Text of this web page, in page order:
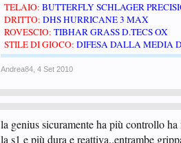
TELAIO: BUTTERFLY SCHLAGER
DRITTO: DHS HURRICANE 3 MAX
ROVESCIO: TIBHAR GRASS D.TECS OX
STILE DI GIOCO: DIFESA DALLA MEDIA
Andrea84 4 Set 2010
la genius sicuramente ha più controllo
la s1 e più dura e reattiva..entrambe